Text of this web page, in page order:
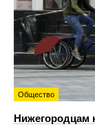
Общество
Нижегородцам